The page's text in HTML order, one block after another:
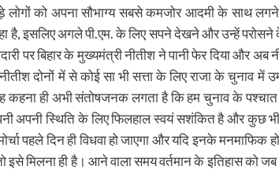
लोगों को अपना सौभाग्य सबसे कमजोर आदमी के साथ
है, इसलिए अगले पी.एम. के लिए सपने देखने और उन्हें
पर बिहार के मुख्यमंत्री नीतीश ने पानी फेर दिया और अब
दोनों में से कोई सा भी सत्ता के लिए राजा के चुनाव में
ही अभी संतोषजनक लगता है कि हम चुनाव के पश्चात
अपनी स्थिति के लिए फिलहाल स्वयं सशंकित है और कुछ
पहले दिन ही विधवा हो जाएगा और यदि इनके मनमाफिक
इसे मिलना ही है। आने वाला समय वर्तमान के इतिहास